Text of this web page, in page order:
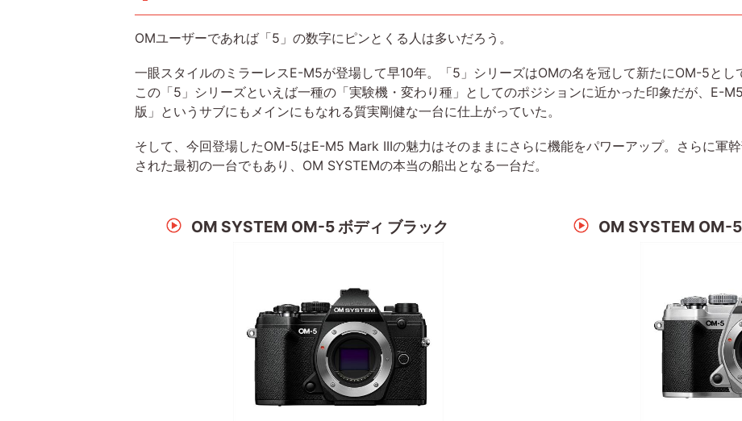
OMユーザーであれば「5」の数字にピンとくる人は多いだろう。
一眼スタイルのミラーレスE-M5が登場して早10年。「5」シリーズはOMの名を冠して新たにOM-5とし
この「5」シリーズといえば一種の「実験機・変わり種」としてのポジションに近かった印象だが、E-
版」というサブにもメインにもなれる質実剛健な一台に仕上がっていた。
そして、今回登場したOM-5はE-M5 Mark IIIの魅力はそのままにさらに機能をパワーアップ。さらに軍
された最初の一台でもあり、OM SYSTEMの本当の船出となる一台だ。
OM SYSTEM OM-5 ボディ ブラック OM SYSTEM OM-